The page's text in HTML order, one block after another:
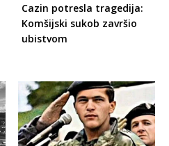
Cazin potresla tragedija:
Komšijski sukob završio
ubistvom